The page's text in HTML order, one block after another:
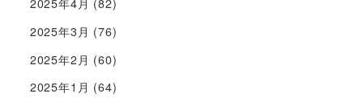
2025年4月 (82)
2025年3月 (76)
2025年2月 (60)
2025年1月 (64)